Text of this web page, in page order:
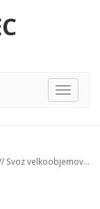
Hlavní
nabídka
Svoz velkoobjemov...